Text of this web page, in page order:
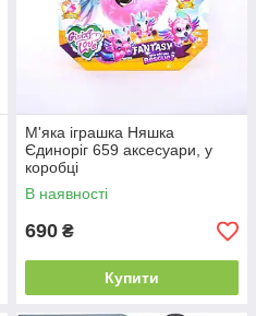
М'яка іграшка Няшка
Єдиноріг 659 аксесуари, у
коробці
В наявності
690 ₴
Купити